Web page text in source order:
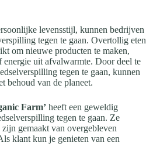
levensstijl, kunnen bedrijven
tegen te gaan. Overtollig eten
om nieuwe producten te maken,
energie uit afvalwarmte. Door deel te
tegen te gaan, kunnen
behoud van de planeet.
Farm’ heeft een geweldig
tegen te gaan. Ze
gemaakt van overgebleven
klant kun je genieten van een